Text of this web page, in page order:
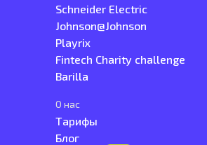
Schneider Electric
Johnson@Johnson
Playrix
Fintech Charity challenge
Barilla
О нас
Тарифы
Блог